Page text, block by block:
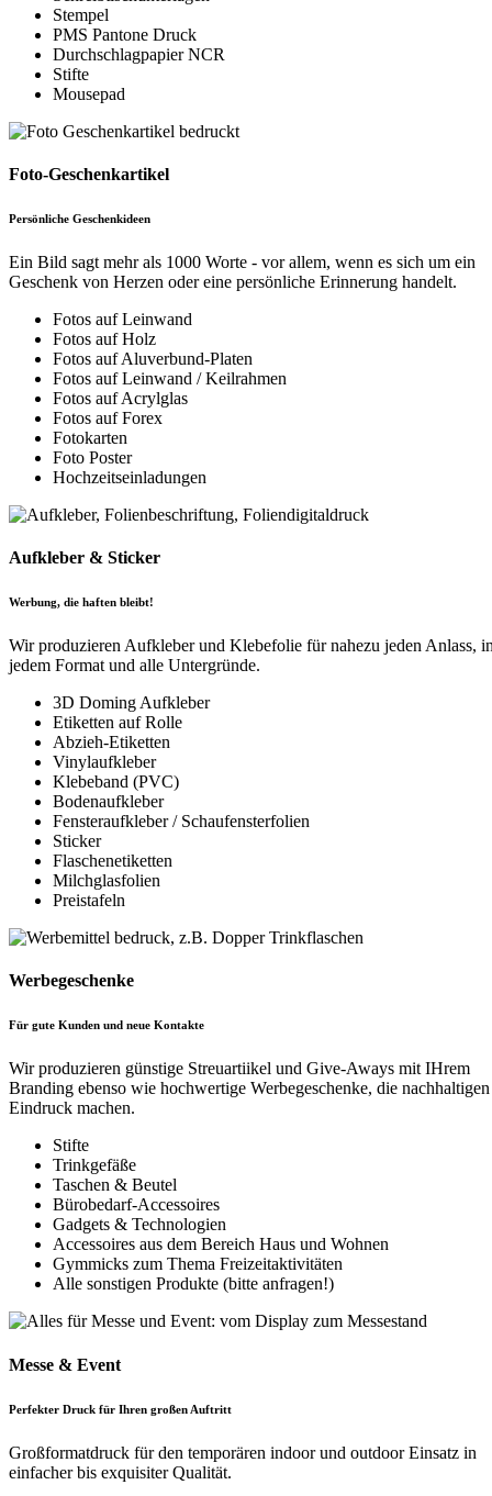
Stempel
PMS Pantone Druck
Durchschlagpapier NCR
Stifte
Mousepad
Foto-Geschenkartikel
Persönliche Geschenkideen
Ein Bild sagt mehr als 1000 Worte - vor allem, wenn es sich um ein
Geschenk von Herzen oder eine persönliche Erinnerung handelt.
Fotos auf Leinwand
Fotos auf Holz
Fotos auf Aluverbund-Platen
Fotos auf Leinwand / Keilrahmen
Fotos auf Acrylglas
Fotos auf Forex
Fotokarten
Foto Poster
Hochzeitseinladungen
Aufkleber & Sticker
Werbung, die haften bleibt!
Wir produzieren Aufkleber und Klebefolie für nahezu jeden Anlass,
jedem Format und alle Untergründe.
3D Doming Aufkleber
Etiketten auf Rolle
Abzieh-Etiketten
Vinylaufkleber
Klebeband (PVC)
Bodenaufkleber
Fensteraufkleber / Schaufensterfolien
Sticker
Flaschenetiketten
Milchglasfolien
Preistafeln
Werbegeschenke
Für gute Kunden und neue Kontakte
Wir produzieren günstige Streuartiikel und Give-Aways mit IHrem
Branding ebenso wie hochwertige Werbegeschenke, die nachhaltigen
Eindruck machen.
Stifte
Trinkgefäße
Taschen & Beutel
Bürobedarf-Accessoires
Gadgets & Technologien
Accessoires aus dem Bereich Haus und Wohnen
Gymmicks zum Thema Freizeitaktivitäten
Alle sonstigen Produkte (bitte anfragen!)
Messe & Event
Perfekter Druck für Ihren großen Auftritt
Großformatdruck für den temporären indoor und outdoor Einsatz in
einfacher bis exquisiter Qualität.